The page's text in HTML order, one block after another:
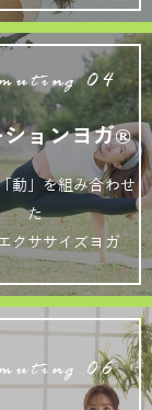
04
ションヨガ®
動」を組み合わせ
た
クササイズヨガ
06